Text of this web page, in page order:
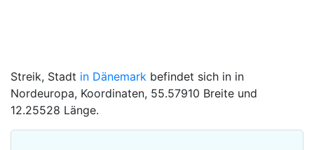
Streik, Stadt in Dänemark befindet sich in in
Nordeuropa, Koordinaten, 55.57910 Breite und
12.25528 Länge.